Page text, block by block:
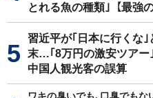
とれる魚の種類｣【最強
習近平が｢日本に行くな
末…｢8万円の激安ツアー
中国人観光客の誤算
ワキの臭いでも､口臭でも